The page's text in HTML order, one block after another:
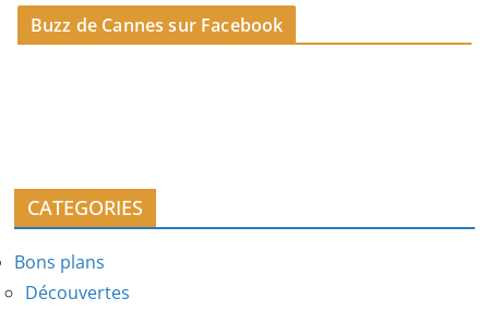
Buzz de Cannes sur Facebook
CATEGORIES
Bons plans
Découvertes